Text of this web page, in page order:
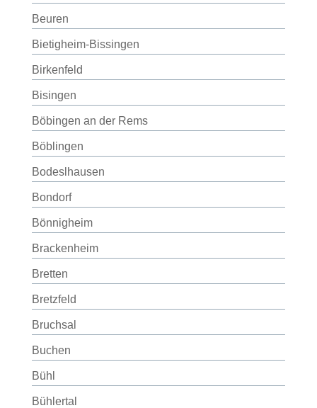
Beuren
Bietigheim-Bissingen
Birkenfeld
Bisingen
Böbingen an der Rems
Böblingen
Bodeslhausen
Bondorf
Bönnigheim
Brackenheim
Bretten
Bretzfeld
Bruchsal
Buchen
Bühl
Bühlertal